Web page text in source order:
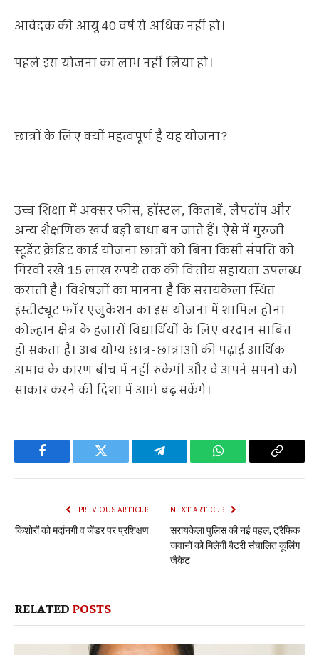
आवेदक की आयु 40 वर्ष से अधिक नहीं हो।
पहले इस योजना का लाभ नहीं लिया हो।
छात्रों के लिए क्यों महत्वपूर्ण है यह योजना?
उच्च शिक्षा में अक्सर फीस, हॉस्टल, किताबें, लैपटॉप और
अन्य शैक्षणिक खर्च बड़ी बाधा बन जाते हैं। ऐसे में गुरुजी
स्टूडेंट क्रेडिट कार्ड योजना छात्रों को बिना किसी संपत्ति को
गिरवी रखे 15 लाख रुपये तक की वित्तीय सहायता उपलब्ध
कराती है। विशेषज्ञों का मानना है कि सरायकेला स्थित
इंस्टीट्यूट फॉर एजुकेशन का इस योजना में शामिल होना
कोल्हान क्षेत्र के हजारों विद्यार्थियों के लिए वरदान साबित
हो सकता है। अब योग्य छात्र-छात्राओं की पढ़ाई आर्थिक
अभाव के कारण बीच में नहीं रुकेगी और वे अपने सपनों को
साकार करने की दिशा में आगे बढ़ सकेंगे।
Facebook Twitter Telegram WhatsApp Copy
PREVIOUS ARTICLE
किशोरों को मर्दानगी व जेंडर पर प्रशिक्षण
NEXT ARTICLE
सरायकेला पुलिस की नई पहल, ट्रैफिक
जवानों को मिलेगी बैटरी संचालित कूलिंग
जैकेट
RELATED POSTS